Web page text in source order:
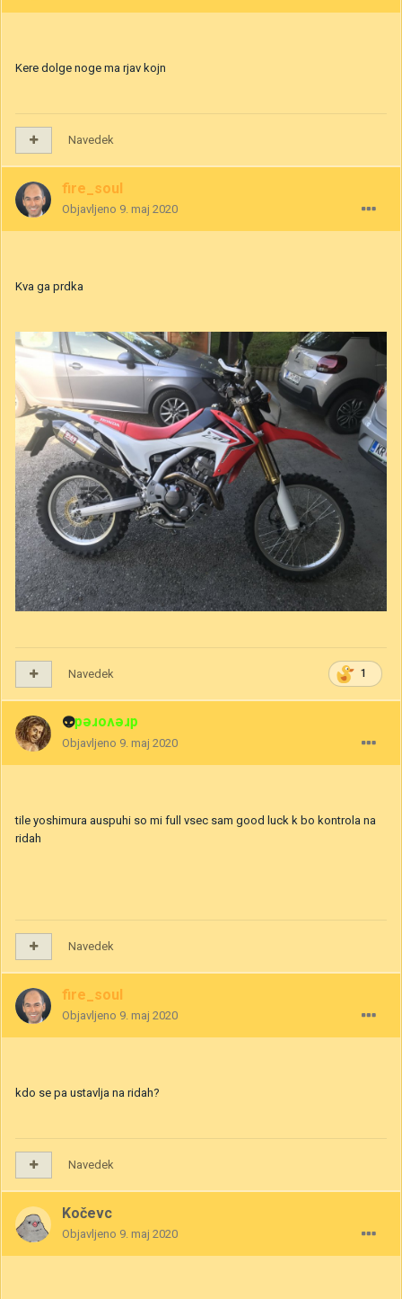
Kere dolge noge ma rjav kojn
Navedek
fire_soul
Objavljeno 9. maj 2020
Kva ga prdka
1
Navedek
👽drevored
Objavljeno 9. maj 2020
tile yoshimura auspuhi so mi full vsec sam good luck k bo kontrola na
ridah
Navedek
fire_soul
Objavljeno 9. maj 2020
kdo se pa ustavlja na ridah?
Navedek
Kočevc
Objavljeno 9. maj 2020